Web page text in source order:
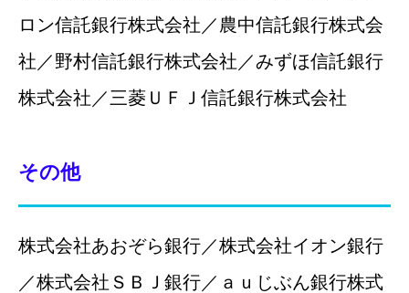
ロン信託銀行株式会社／農中信託銀行株式会
社／野村信託銀行株式会社／みずほ信託銀行
株式会社／三菱ＵＦＪ信託銀行株式会社
その他
株式会社あおぞら銀行／株式会社イオン銀行
／株式会社ＳＢＪ銀行／ａｕじぶん銀行株式